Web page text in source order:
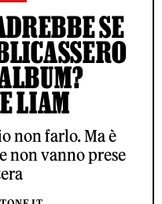
SE
LIAM
non farlo. Ma è
non vanno prese